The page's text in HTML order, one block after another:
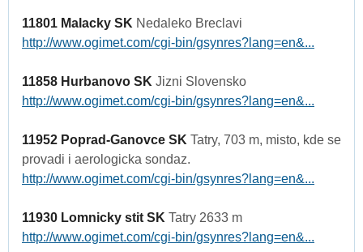
11801 Malacky SK Nedaleko Breclavi
http://www.ogimet.com/cgi-bin/gsynres?lang=en&...
11858 Hurbanovo SK Jizni Slovensko
http://www.ogimet.com/cgi-bin/gsynres?lang=en&...
11952 Poprad-Ganovce SK Tatry, 703 m, misto, kde se
provadi i aerologicka sondaz.
http://www.ogimet.com/cgi-bin/gsynres?lang=en&...
11930 Lomnicky stit SK Tatry 2633 m
http://www.ogimet.com/cgi-bin/gsynres?lang=en&...